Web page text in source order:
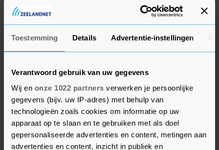
Toestemming Details Advertentie-instellingen
Verantwoord gebruik van uw gegevens
Wij en onze 1022 partners verwerken je persoonlijke
gegevens (bijv. uw IP-adres) met behulp van
technologieën zoals cookies om informatie op uw
apparaat op te slaan en te gebruiken met als doel
gepersonaliseerde advertenties en content, metingen aan
advertenties en content, inzicht in publiek en
drogisterijwinkels, bieden webshops met dit
keurmerk betrouwbare informatie over de
geneesmiddelen die ze verkopen. Een
onafhankelijke partij beoordeelt die informatie,
keurmerk al binnen. Het gaat om kruidvat.nl,
etos.nl, plein.nl, da.nl en trekpleister.nl.